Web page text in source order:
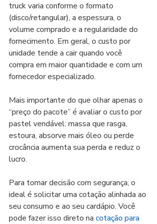
truck varia conforme o formato
(disco/retangular), a espessura, o
volume comprado e a regularidade do
fornecimento. Em geral, o custo por
unidade tende a cair quando você
compra em maior quantidade e com um
fornecedor especializado.
Mais importante do que olhar apenas o
“preço do pacote” é avaliar o custo por
pastel vendável: massa que rasga,
estoura, absorve mais óleo ou perde
crocância aumenta sua perda e reduz o
lucro.
Para tomar decisão com segurança, o
ideal é solicitar uma cotação alinhada ao
seu consumo e ao seu cardápio. Você
pode fazer isso direto na cotação para